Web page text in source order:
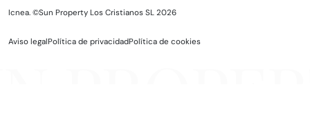
Icnea. ©Sun Property Los Cristianos SL 2026
Aviso legalPolítica de privacidadPolítica de cookies